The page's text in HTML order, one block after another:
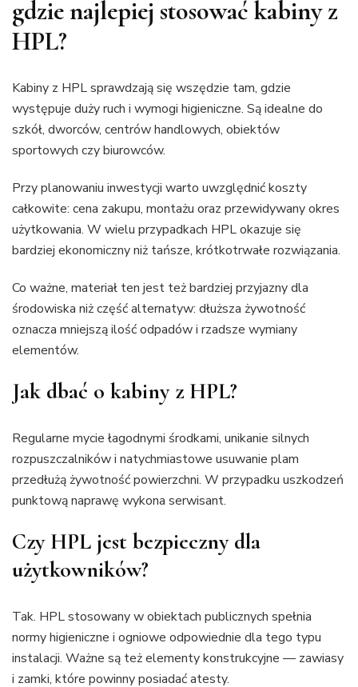
gdzie najlepiej stosować kabiny z
HPL?
Kabiny z HPL sprawdzają się wszędzie tam, gdzie
występuje duży ruch i wymogi higieniczne. Są idealne do
szkół, dworców, centrów handlowych, obiektów
sportowych czy biurowców.
Przy planowaniu inwestycji warto uwzględnić koszty
całkowite: cena zakupu, montażu oraz przewidywany okres
użytkowania. W wielu przypadkach HPL okazuje się
bardziej ekonomiczny niż tańsze, krótkotrwałe rozwiązania.
Co ważne, materiał ten jest też bardziej przyjazny dla
środowiska niż część alternatyw: dłuższa żywotność
oznacza mniejszą ilość odpadów i rzadsze wymiany
elementów.
Jak dbać o kabiny z HPL?
Regularne mycie łagodnymi środkami, unikanie silnych
rozpuszczalników i natychmiastowe usuwanie plam
przedłużą żywotność powierzchni. W przypadku uszkodzeń
punktową naprawę wykona serwisant.
Czy HPL jest bezpieczny dla
użytkowników?
Tak. HPL stosowany w obiektach publicznych spełnia
normy higieniczne i ogniowe odpowiednie dla tego typu
instalacji. Ważne są też elementy konstrukcyjne — zawiasy
i zamki, które powinny posiadać atesty.